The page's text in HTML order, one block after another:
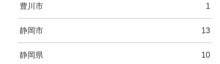
豊川市 1
静岡市 13
静岡県 10